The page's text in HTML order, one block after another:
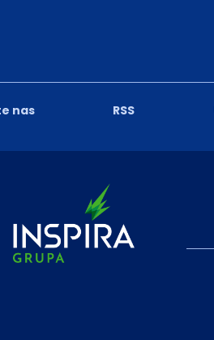
nas RSS